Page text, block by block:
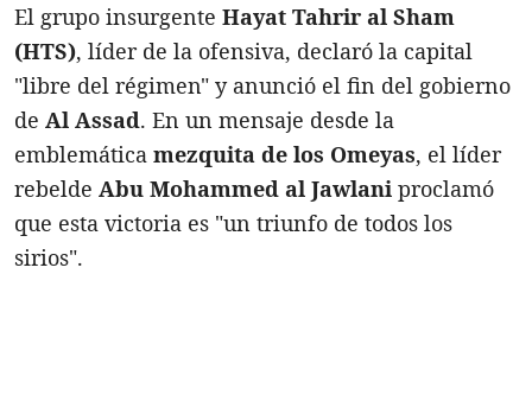
El grupo insurgente Hayat Tahrir al Sham
(HTS), líder de la ofensiva, declaró la capital
"libre del régimen" y anunció el fin del gobierno
de Al Assad. En un mensaje desde la
emblemática mezquita de los Omeyas, el líder
rebelde Abu Mohammed al Jawlani proclamó
que esta victoria es "un triunfo de todos los
sirios".